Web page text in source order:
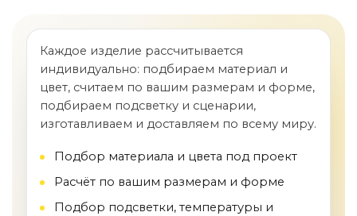
Каждое изделие рассчитывается
индивидуально: подбираем материал и
цвет, считаем по вашим размерам и форме,
подбираем подсветку и сценарии,
изготавливаем и доставляем по всему миру.
Подбор материала и цвета под проект
Расчёт по вашим размерам и форме
Подбор подсветки, температуры и